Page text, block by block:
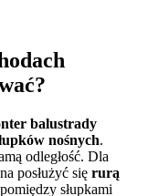
balustrady
nośnych.
odległość. Dla
posłużyć się rurą
słupkami